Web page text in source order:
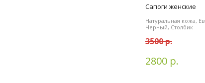
Сапоги женские
Натуральная кожа,
Черный, Столбик
3500 р.
2800 р.